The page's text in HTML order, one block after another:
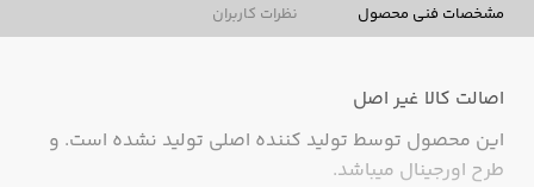
مشخصات فنی محصول نظرات کاربران
اصالت کالا غیر اصل
این محصول توسط تولید کننده اصلی تولید نشده است. و
طرح اورجینال میباشد.